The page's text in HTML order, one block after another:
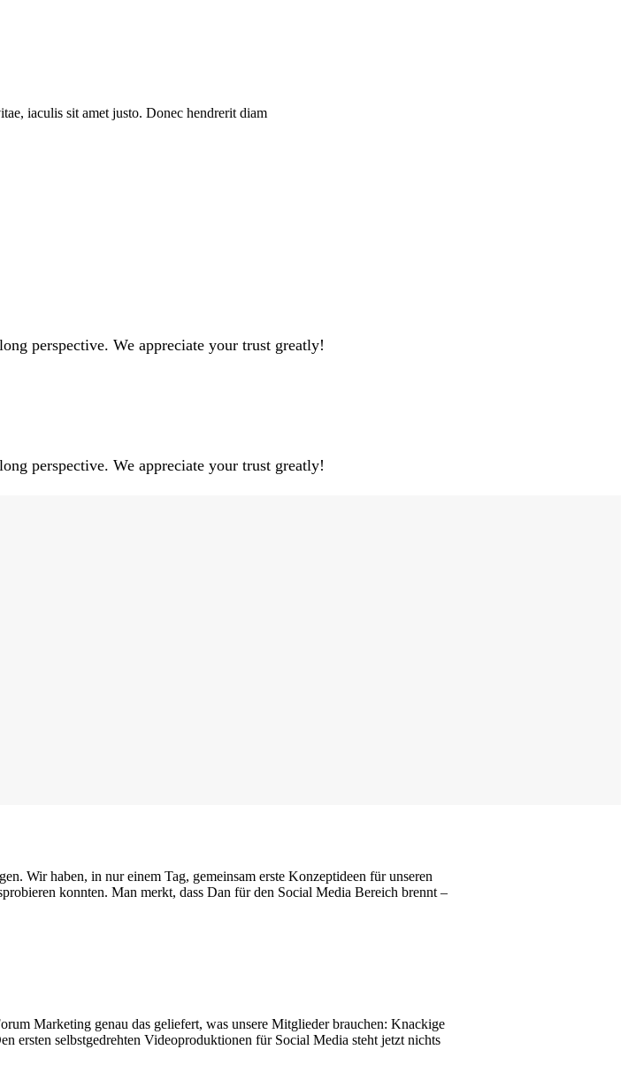
iaculis sit amet justo. Donec hendrerit diam
perspective. We appreciate your trust greatly!
perspective. We appreciate your trust greatly!
Wir haben, in nur einem Tag, gemeinsam erste Konzeptideen für unseren
konnten. Man merkt, dass Dan für den Social Media Bereich brennt –
Marketing genau das geliefert, was unsere Mitglieder brauchen: Knackige
ersten selbstgedrehten Videoproduktionen für Social Media steht jetzt nichts